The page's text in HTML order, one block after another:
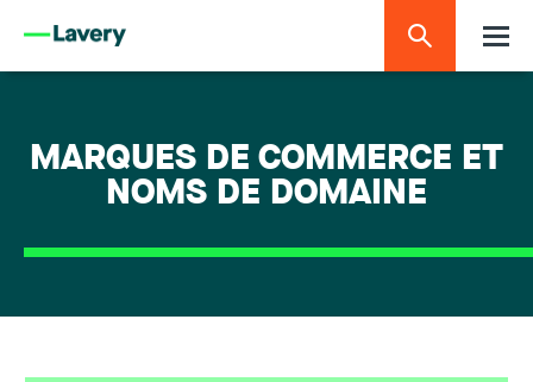
MARQUES DE COMMERCE ET
NOMS DE DOMAINE